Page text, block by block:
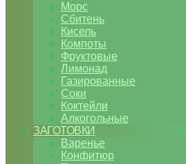
Морс
Сбитень
Кисель
Компоты
Фруктовые
Лимонад
Газированные
Соки
Коктейли
Алкогольные
ЗАГОТОВКИ
Варенье
Конфитюр